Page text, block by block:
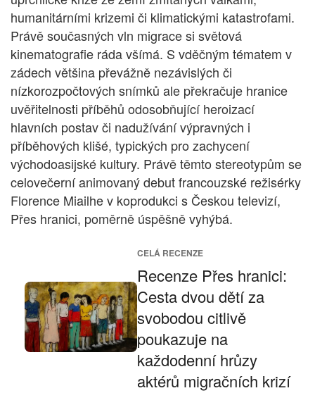
humanitárními krizemi či klimatickými katastrofami.
Právě současných vln migrace si světová
kinematografie ráda všímá. S vděčným tématem v
zádech většina převážně nezávislých či
nízkorozpočtových snímků ale překračuje hranice
uvěřitelnosti příběhů odosobňující heroizací
hlavních postav či nadužívání výpravných i
příběhových klišé, typických pro zachycení
východoasijské kultury. Právě těmto stereotypům se
celovečerní animovaný debut francouzské režisérky
Florence Miailhe v koprodukci s Českou televizí,
Přes hranici, poměrně úspěšně vyhýbá.
CELÁ RECENZE
Recenze Přes hranici:
Cesta dvou dětí za
svobodou citlivě
poukazuje na
každodenní hrůzy
aktérů migračních krizí